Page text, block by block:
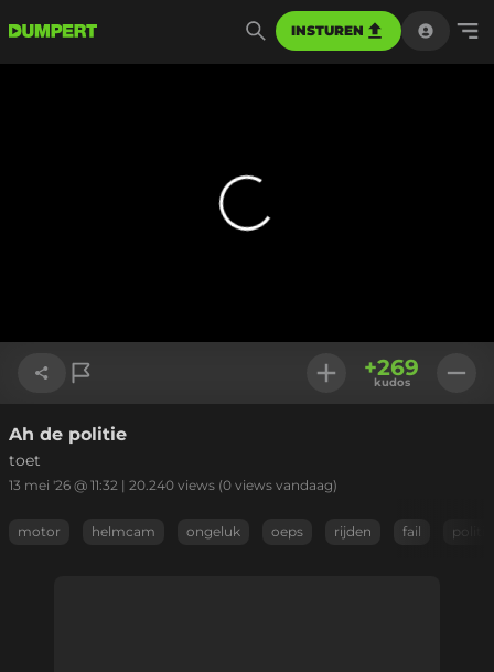
INSTUREN
Link kopiëren
+269
kudos
Ah de politie
toet
13 mei '26 @ 11:32 | 20.240 views (0 views vandaag)
motor helmcam ongeluk oeps rijden fail